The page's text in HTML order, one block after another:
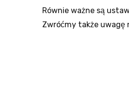
Równie ważne są
Zwróćmy także uwagę